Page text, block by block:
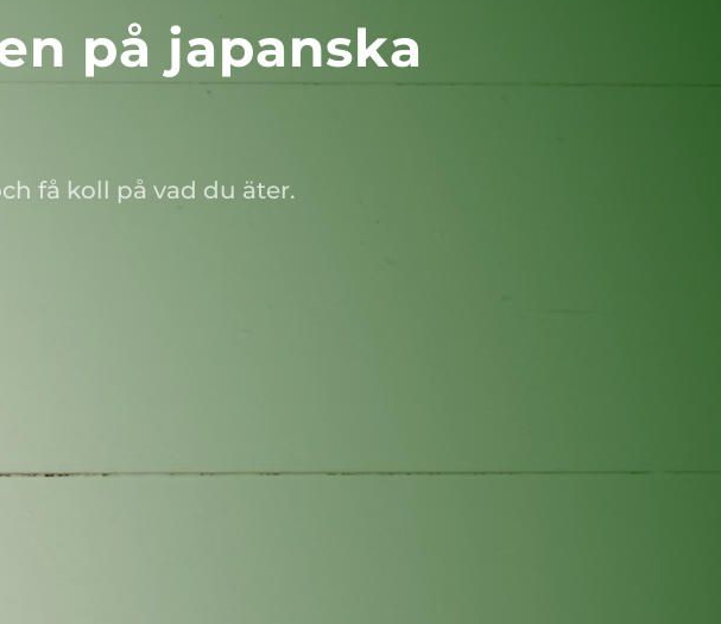
på japanska
få koll på vad du äter.